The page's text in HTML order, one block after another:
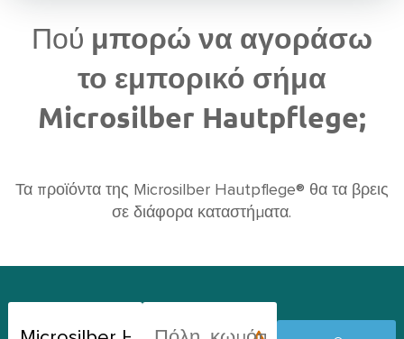
Τρέχουσα τοποθεσία
Πού μπορώ να αγοράσω
το εμπορικό σήμα
Microsilber Hautpflege;
Τα προϊόντα της Microsilber Hautpflege® θα τα βρεις
σε διάφορα καταστήματα.